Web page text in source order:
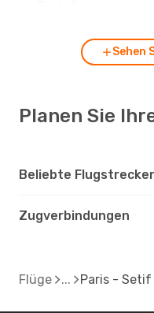
Sehen
Planen Sie
Beliebte
Zugverbindungen
Flüge Paris - Setif